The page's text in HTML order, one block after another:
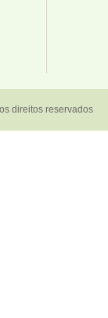
direitos reservados